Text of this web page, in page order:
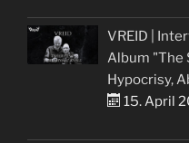
VREID |
Album "The
Hypocrisy,
15. April